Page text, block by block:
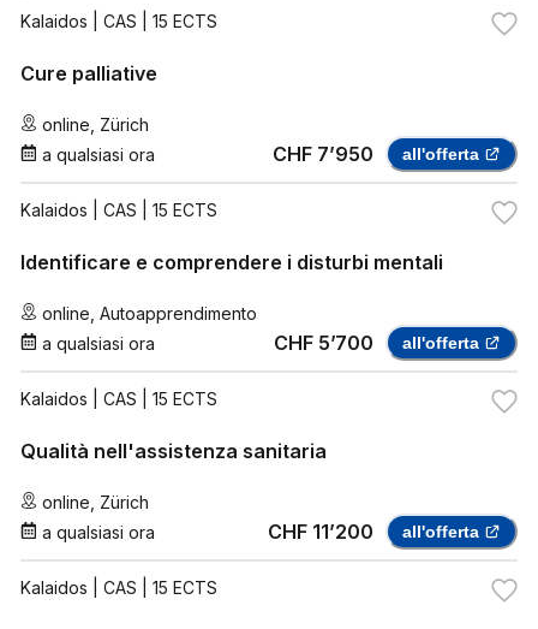
Kalaidos | CAS | 15 ECTS
Cure palliative
online, Zürich
a qualsiasi ora
CHF 7’950 all'offerta
Kalaidos | CAS | 15 ECTS
Identificare e comprendere i disturbi mentali
online, Autoapprendimento
a qualsiasi ora
CHF 5’700 all'offerta
Kalaidos | CAS | 15 ECTS
Qualità nell'assistenza sanitaria
online, Zürich
a qualsiasi ora
CHF 11’200 all'offerta
Kalaidos | CAS | 15 ECTS